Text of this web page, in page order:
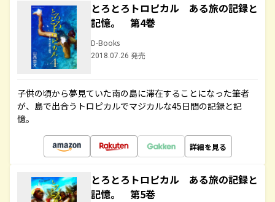
とろとろトロピカル ある旅の記録と
記憶。 第4巻
D-Books
2018.07.26 発売
子供の頃から夢見ていた南の島に滞在することになった筆者
が、島で出合うトロピカルでマジカルな45日間の記録と記
憶。
詳細を見る
とろとろトロピカル ある旅の記録と
記憶。 第5巻